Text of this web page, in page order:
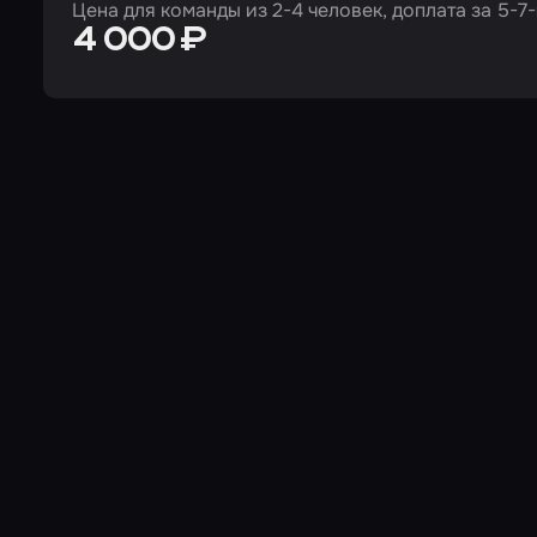
Цена для команды из 2-4 человек, доплата за 5-
4 000 ₽